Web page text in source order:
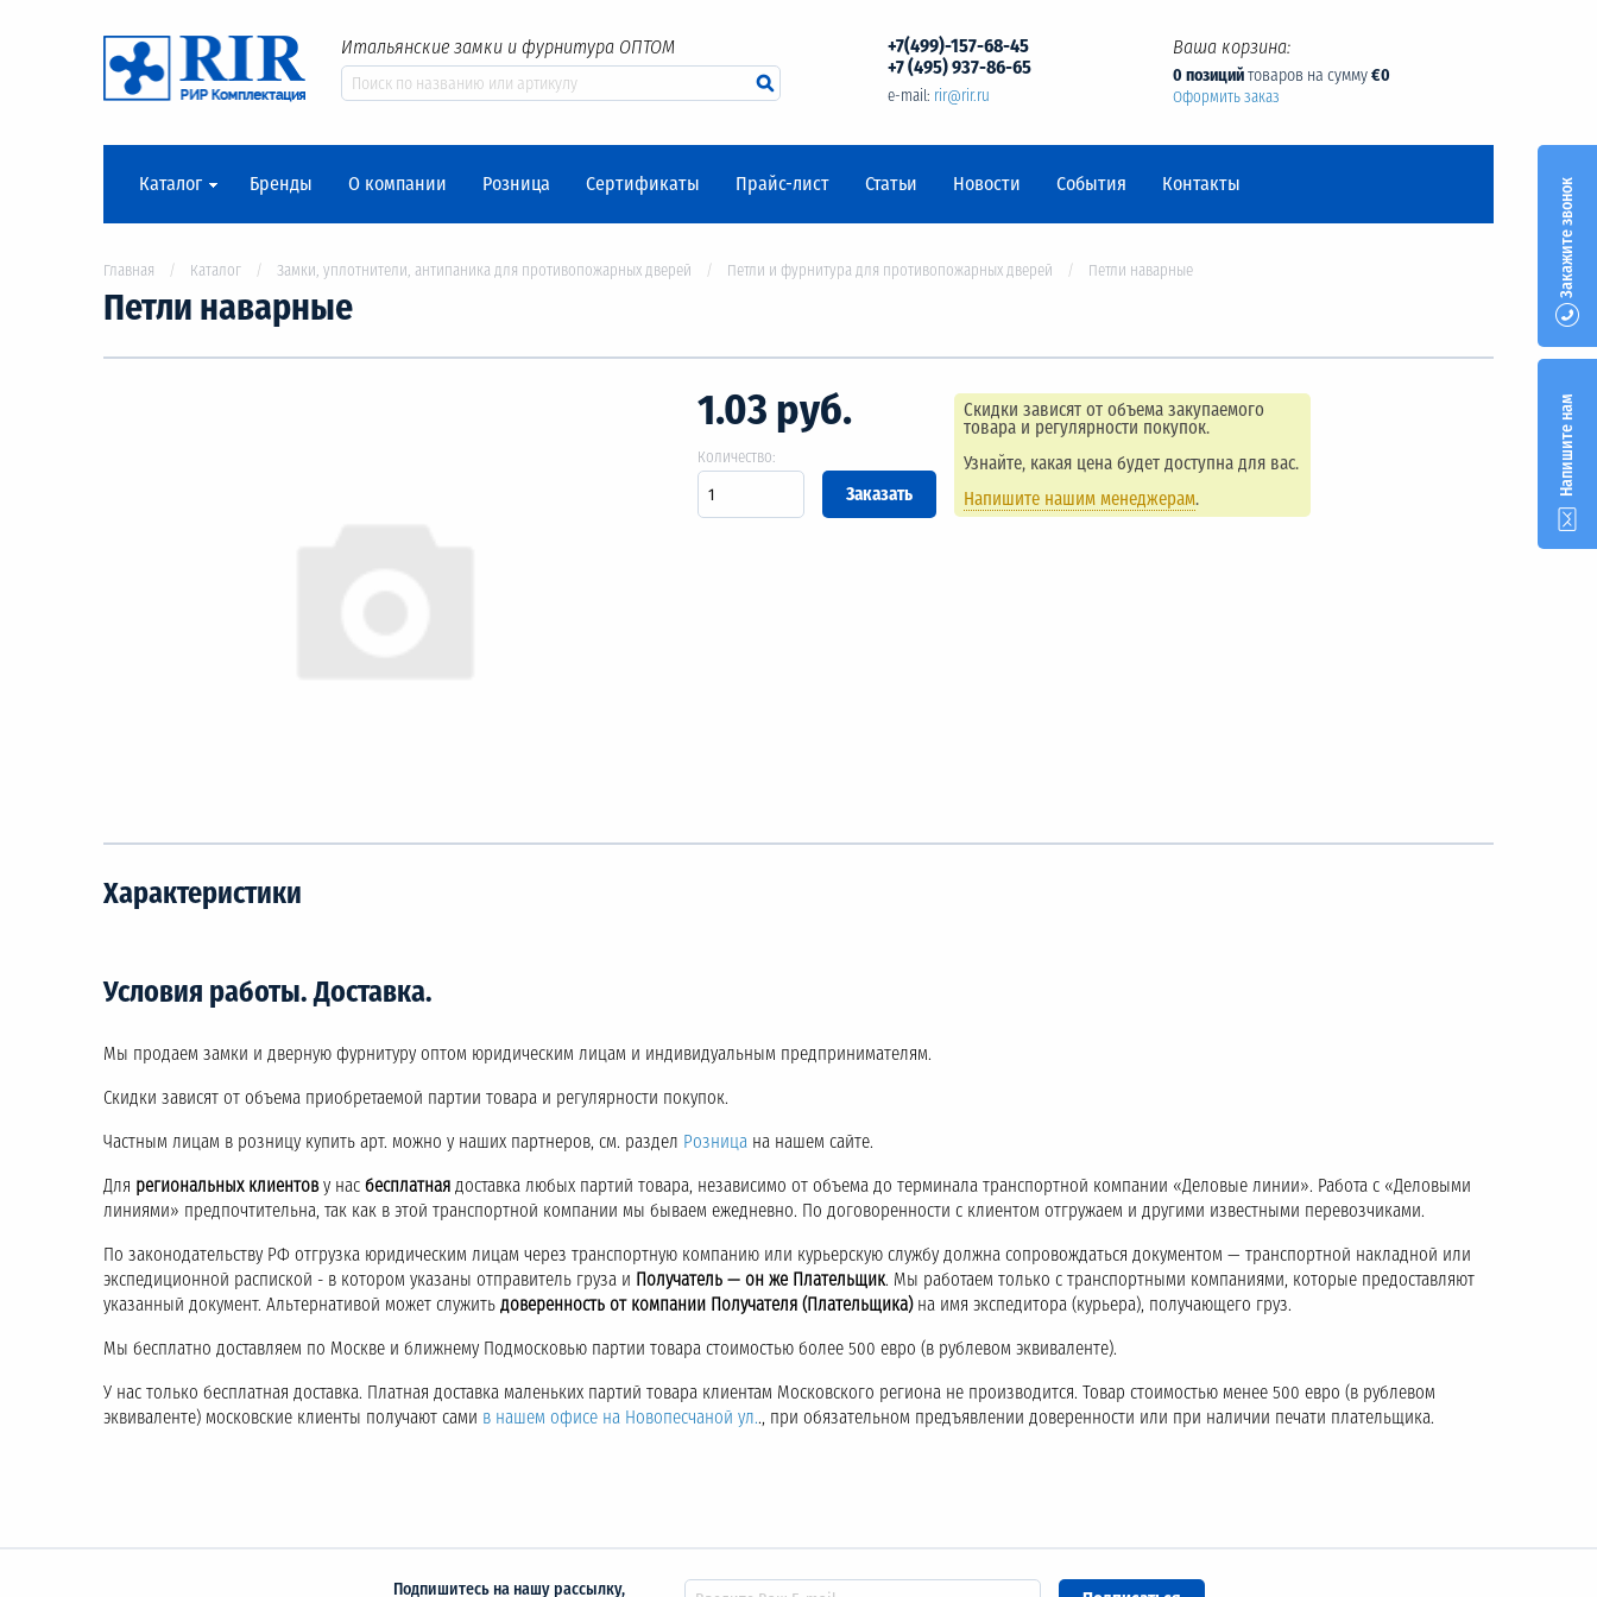
Итальянские замки и фурнитура ОПТОМ
+7(499)-157-68-45
+7 (495) 937-86-65
e-mail: rir@rir.ru
Ваша корзина:
0 позицийтоваров на сумму€0
Оформить заказ
Каталог Бренды О компании Розница Сертификаты Прайс-лист Статьи Новости События Контакты
Главная Каталог Замки, уплотнители, антипаника для противопожарных дверей Петли и фурнитура для противопожарных дверей Петли наварные
Петли наварные
1.03 руб.
Количество:
Скидки зависят от объема закупаемого
товара и регулярности покупок.
Узнайте, какая цена будет доступна для вас.
Напишите нашим менеджерам.
Характеристики
Условия работы. Доставка.
Мы продаем замки и дверную фурнитуру оптом юридическим лицам и индивидуальным предпринимателям.
Скидки зависят от объема приобретаемой партии товара и регулярности покупок.
Частным лицам в розницу купить арт. можно у наших партнеров, см. раздел Розница на нашем сайте.
Для региональных клиентову нас бесплатная доставка любых партий товара, независимо от объема до терминала транспортной компании «Деловые линии». Работа с «Деловыми
линиями» предпочтительна, так как в этой транспортной компании мы бываем ежедневно. По договоренности с клиентом отгружаем и другими известными перевозчиками.
По законодательству РФ отгрузка юридическим лицам через транспортную компанию или курьерскую службу должна сопровождаться документом — транспортной накладной или
экспедиционной распиской - в котором указаны отправитель груза и Получатель — он же Плательщик. Мы работаем только с транспортными компаниями, которые предоставляют
указанный документ. Альтернативой может служить доверенность от компании Получателя (Плательщика)на имя экспедитора (курьера), получающего груз.
Мы бесплатно доставляем по Москве и ближнему Подмосковью партии товара стоимостью более 500 евро (в рублевом эквиваленте).
У нас только бесплатная доставка. Платная доставка маленьких партий товара клиентам Московского региона не производится. Товар стоимостью менее 500 евро (в рублевом
эквиваленте) московские клиенты получают сами в нашем офисе на Новопесчаной ул.., при обязательном предъявлении доверенности или при наличии печати плательщика.
Подпишитесь на нашу рассылку,
Закажите звонок
Напишите нам